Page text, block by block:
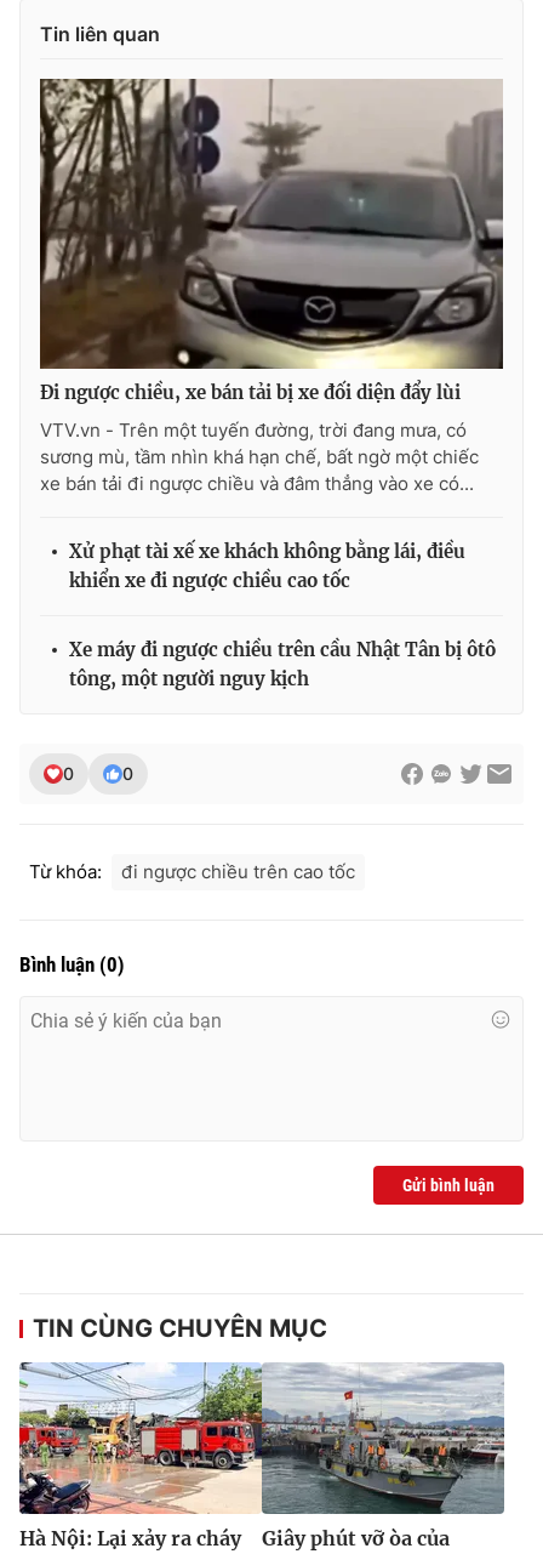
Tin liên quan
Đi ngược chiều, xe bán tải bị xe đối diện đẩy lùi
VTV.vn - Trên một tuyến đường, trời đang mưa, có
sương mù, tầm nhìn khá hạn chế, bất ngờ một chiếc
xe bán tải đi ngược chiều và đâm thẳng vào xe có...
Xử phạt tài xế xe khách không bằng lái, điều
khiển xe đi ngược chiều cao tốc
Xe máy đi ngược chiều trên cầu Nhật Tân bị ôtô
tông, một người nguy kịch
0 0
Từ khóa: đi ngược chiều trên cao tốc
Bình luận (0)
Gửi bình luận
TIN CÙNG CHUYÊN MỤC
Hà Nội: Lại xảy ra cháy
Giây phút vỡ òa của